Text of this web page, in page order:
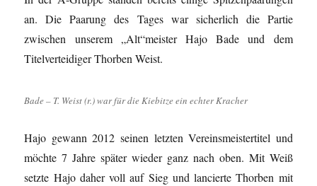
an. Die Paarung des Tages war sicherlich die Partie
zwischen unserem „Alt“meister Hajo Bade und dem
Titelverteidiger Thorben Weist.
Bade – T. Weist (r.) war für die Kiebitze ein echter Kracher
Hajo gewann 2012 seinen letzten Vereinsmeistertitel und
möchte 7 Jahre später wieder ganz nach oben. Mit Weiß
setzte Hajo daher voll auf Sieg und lancierte Thorben mit